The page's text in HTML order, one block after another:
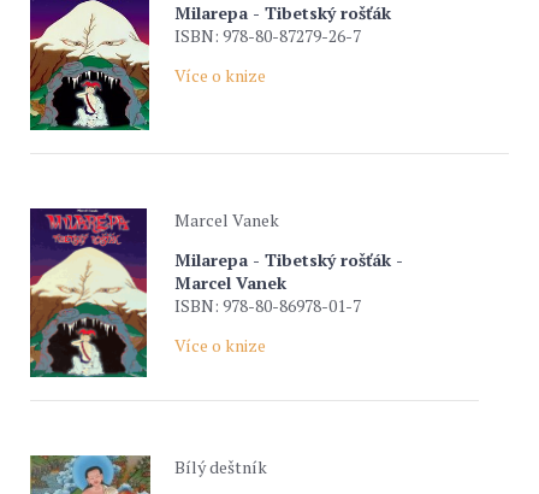
Milarepa - Tibetský rošťák
ISBN: 978-80-87279-26-7
Více o knize
Marcel Vanek
Milarepa - Tibetský rošťák -
Marcel Vanek
ISBN: 978-80-86978-01-7
Více o knize
Bílý deštník